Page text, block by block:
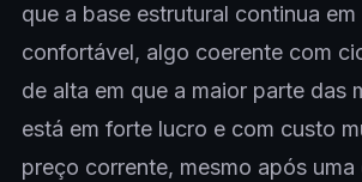
que a base estrutural continua em
confortável, algo coerente com
de alta em que a maior parte das
está em forte lucro e com custo
preço corrente, mesmo após uma